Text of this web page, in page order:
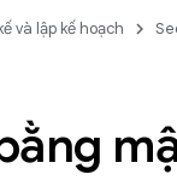
và lập kế hoạch